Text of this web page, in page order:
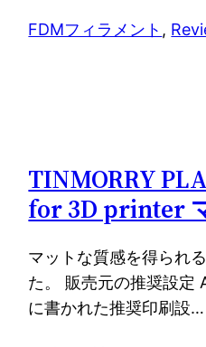
FDMフィラメント ,
TINMORRY
for 3D printer
マットな質感を得られ
た。 販売元の推奨設定
に書かれた推奨印刷設…